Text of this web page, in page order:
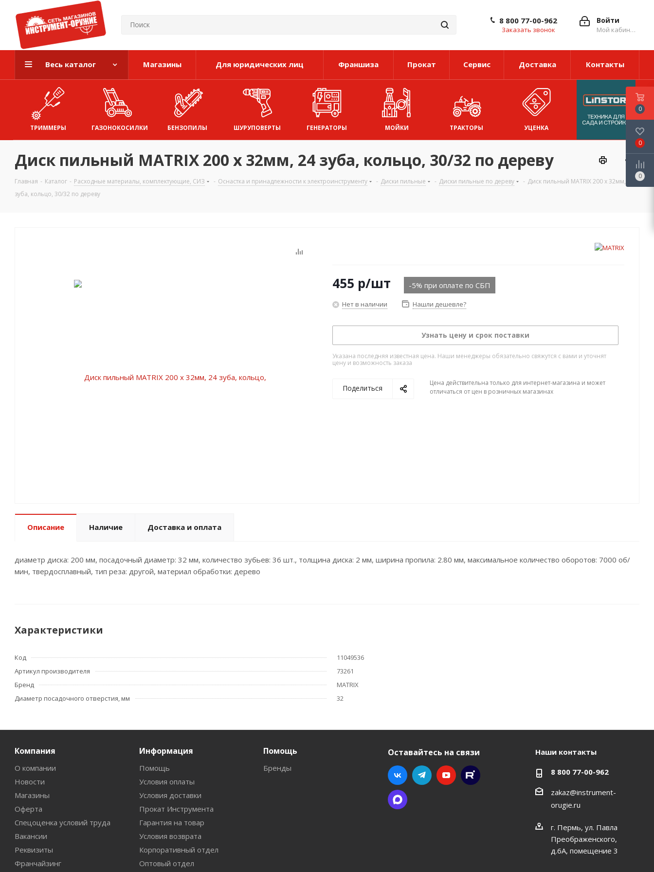
Войти
Мой кабинет
8 800 77-00-962
Заказать звонок
Весь каталог Магазины Для юридических лиц Франшиза Прокат Сервис Доставка Контакты
ТРИММЕРЫ ГАЗОНОКОСИЛКИ БЕНЗОПИЛЫ ШУРУПОВЕРТЫ ГЕНЕРАТОРЫ МОЙКИ ТРАКТОРЫ УЦЕНКА
Диск пильный MATRIX 200 х 32мм, 24 зуба, кольцо, 30/32 по дереву
Главная - Каталог - Расходные материалы, комплектующие, СИЗ - Оснастка и принадлежности к электроинструменту - Диски пильные - Диски пильные по дереву - Диск пильный MATRIX 200 х 32мм, 24
зуба, кольцо, 30/32 по дереву
455 р/шт -5% при оплате по СБП
Нет в наличии Нашли дешевле?
Узнать цену и срок поставки
Указана последняя известная цена. Наши менеджеры обязательно свяжутся с вами и уточнят
цену и возможность заказа
Поделиться
Цена действительна только для интернет-магазина и может
отличаться от цен в розничных магазинах
Описание Наличие Доставка и оплата
диаметр диска: 200 мм, посадочный диаметр: 32 мм, количество зубьев: 36 шт., толщина диска: 2 мм, ширина пропила: 2.80 мм, максимальное количество оборотов: 7000 об/
мин, твердосплавный, тип реза: другой, материал обработки: дерево
Характеристики
Код
11049536
Артикул производителя
73261
Бренд
MATRIX
Диаметр посадочного отверстия, мм
32
Компания
О компании
Новости
Магазины
Оферта
Спецоценка условий труда
Вакансии
Реквизиты
Франчайзинг
Информация
Помощь
Условия оплаты
Условия доставки
Прокат Инструмента
Гарантия на товар
Условия возврата
Корпоративный отдел
Оптовый отдел
Помощь
Бренды
Оставайтесь на связи Наши контакты
8 800 77-00-962
zakaz@instrument-
orugie.ru
г. Пермь, ул. Павла
Преображенского,
д.6А, помещение 3
0
0
0